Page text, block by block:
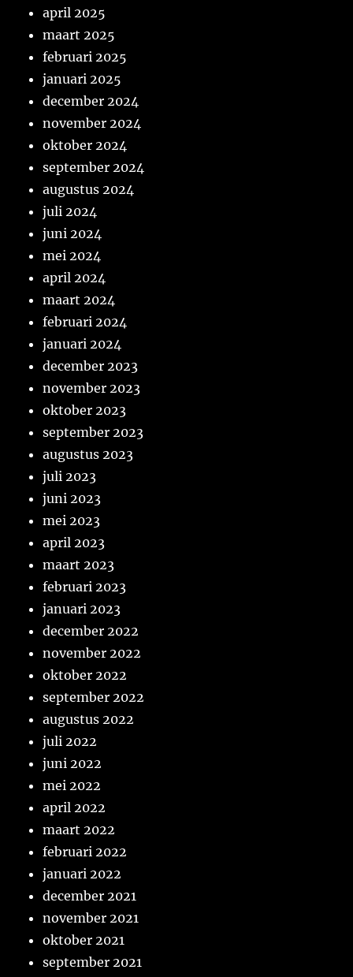
april 2025
maart 2025
februari 2025
januari 2025
december 2024
november 2024
oktober 2024
september 2024
augustus 2024
juli 2024
juni 2024
mei 2024
april 2024
maart 2024
februari 2024
januari 2024
december 2023
november 2023
oktober 2023
september 2023
augustus 2023
juli 2023
juni 2023
mei 2023
april 2023
maart 2023
februari 2023
januari 2023
december 2022
november 2022
oktober 2022
september 2022
augustus 2022
juli 2022
juni 2022
mei 2022
april 2022
maart 2022
februari 2022
januari 2022
december 2021
november 2021
oktober 2021
september 2021